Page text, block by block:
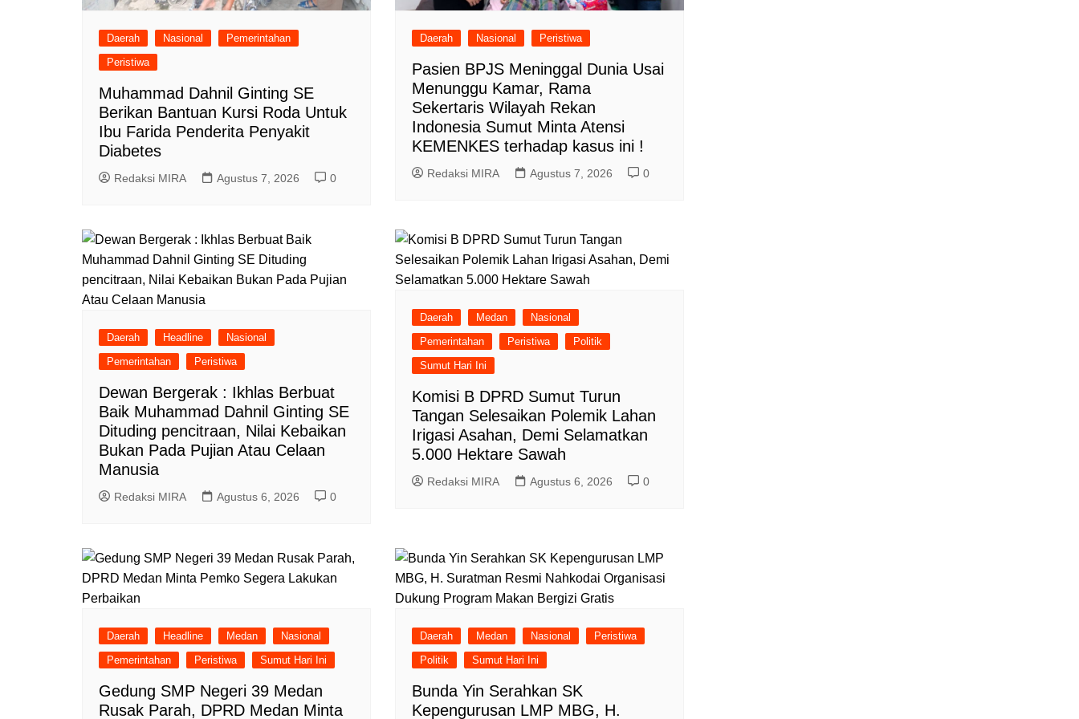
Daerah Nasional
Pemerintahan
Peristiwa
Muhammad Dahnil Ginting SE
Berikan Bantuan Kursi Roda Untuk
Ibu Farida Penderita Penyakit
Diabetes
Redaksi MIRA Agustus 7, 2026 0
Daerah Nasional Peristiwa
Pasien BPJS Meninggal Dunia Usai
Menunggu Kamar, Rama
Sekertaris Wilayah Rekan
Indonesia Sumut Minta Atensi
KEMENKES terhadap kasus ini !
Redaksi MIRA Agustus 7, 2026 0
Daerah Headline
Nasional
Pemerintahan
Peristiwa
Dewan Bergerak : Ikhlas Berbuat
Baik Muhammad Dahnil Ginting SE
Dituding pencitraan, Nilai Kebaikan
Bukan Pada Pujian Atau Celaan
Manusia
Redaksi MIRA Agustus 6, 2026 0
Daerah Medan
Nasional
Pemerintahan
Peristiwa
Politik
Sumut Hari Ini
Komisi B DPRD Sumut Turun
Tangan Selesaikan Polemik Lahan
Irigasi Asahan, Demi Selamatkan
5.000 Hektare Sawah
Redaksi MIRA Agustus 6, 2026 0
Daerah Headline Medan
Nasional
Pemerintahan
Peristiwa Sumut Hari Ini
Gedung SMP Negeri 39 Medan
Rusak Parah, DPRD Medan Minta
Daerah Medan Nasional
Peristiwa
Politik
Sumut Hari Ini
Bunda Yin Serahkan SK
Kepengurusan LMP MBG, H.